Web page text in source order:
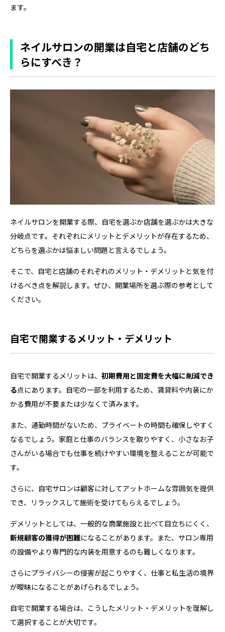
ます。
ネイルサロンの開業は自宅と店舗のどち
らにすべき？
ネイルサロンを開業する際、自宅を選ぶか店舗を選ぶかは大きな
分岐点です。それぞれにメリットとデメリットが存在するため、
どちらを選ぶかは悩ましい問題と言えるでしょう。
そこで、自宅と店舗のそれぞれのメリット・デメリットと気を付
けるべき点を解説します。ぜひ、開業場所を選ぶ際の参考として
ください。
自宅で開業するメリット・デメリット
自宅で開業するメリットは、 初期費用と固定費を大幅に削減でき
る点にあります。自宅の一部を利用するため、賃貸料や内装にか
かる費用が不要または少なくて済みます。
また、通勤時間がないため、プライベートの時間も確保しやすく
なるでしょう。家庭と仕事のバランスを取りやすく、小さなお子
さんがいる場合でも仕事を続けやすい環境を整えることが可能で
す。
さらに、自宅サロンは顧客に対してアットホームな雰囲気を提供
でき、リラックスして施術を受けてもらえるでしょう。
デメリットとしては、一般的な商業施設と比べて目立ちにくく、
新規顧客の獲得が困難になることがあります。また、サロン専用
の設備やより専門的な内装を用意するのも難しくなります。
さらにプライバシーの侵害が起こりやすく、仕事と私生活の境界
が曖昧になることがあげられるでしょう。
自宅で開業する場合は、こうしたメリット・デメリットを理解し
て選択することが大切です。